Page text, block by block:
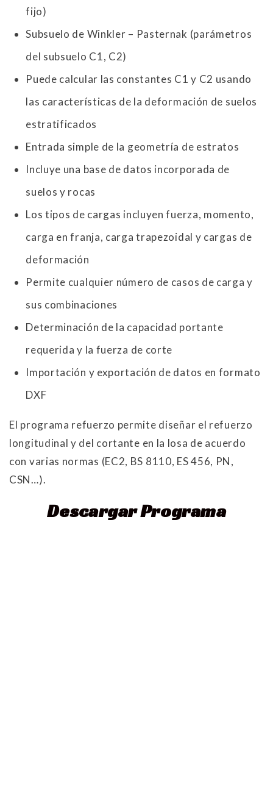
fijo)
Subsuelo de Winkler – Pasternak (parámetros
del subsuelo C1, C2)
Puede calcular las constantes C1 y C2 usando
las características de la deformación de suelos
estratificados
Entrada simple de la geometría de estratos
Incluye una base de datos incorporada de
suelos y rocas
Los tipos de cargas incluyen fuerza, momento,
carga en franja, carga trapezoidal y cargas de
deformación
Permite cualquier número de casos de carga y
sus combinaciones
Determinación de la capacidad portante
requerida y la fuerza de corte
Importación y exportación de datos en formato
DXF
El programa refuerzo permite diseñar el refuerzo
longitudinal y del cortante en la losa de acuerdo
con varias normas (EC2, BS 8110, ES 456, PN,
CSN…).
Descargar Programa